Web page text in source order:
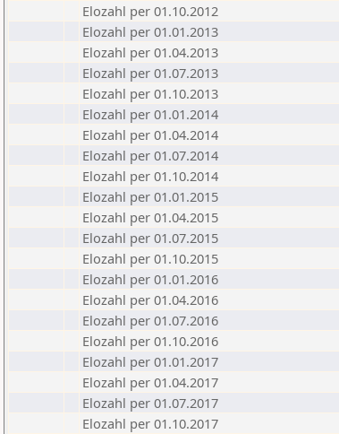
Elozahl per 01.10.2012
Elozahl per 01.01.2013
Elozahl per 01.04.2013
Elozahl per 01.07.2013
Elozahl per 01.10.2013
Elozahl per 01.01.2014
Elozahl per 01.04.2014
Elozahl per 01.07.2014
Elozahl per 01.10.2014
Elozahl per 01.01.2015
Elozahl per 01.04.2015
Elozahl per 01.07.2015
Elozahl per 01.10.2015
Elozahl per 01.01.2016
Elozahl per 01.04.2016
Elozahl per 01.07.2016
Elozahl per 01.10.2016
Elozahl per 01.01.2017
Elozahl per 01.04.2017
Elozahl per 01.07.2017
Elozahl per 01.10.2017